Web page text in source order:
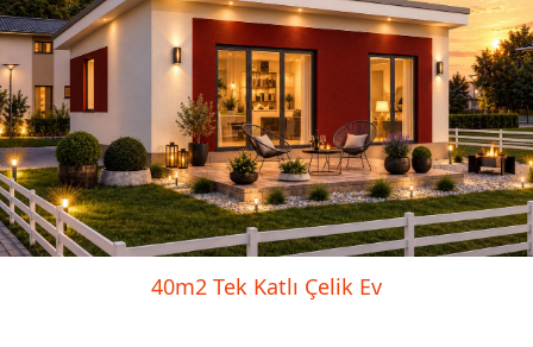
40m2 Tek Katlı Çelik Ev